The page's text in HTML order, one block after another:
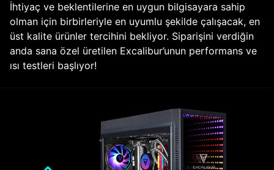
İhtiyaç ve beklentilerine en uygun bilgisayara sahip
olman için birbirleriyle en uyumlu şekilde çalışacak, en
üst kalite ürünler tercihini bekliyor. Siparişini verdiğin
anda sana özel üretilen Excalibur’unun performans ve
ısı testleri başlıyor!